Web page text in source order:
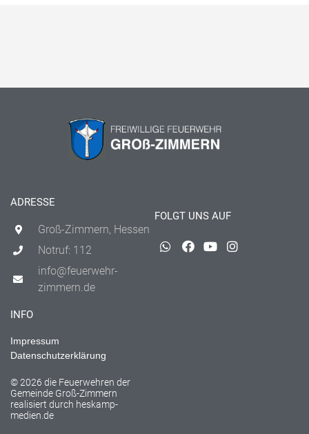
ADRESSE
Groß-Zimmern, Hessen
Notruf: 112
info@feuerwehr-
zimmern.de
FOLGT UNS AUF
INFO
Impressum
Datenschutzerklärung
© 2026 die Feuerwehren der
Gemeinde Groß-Zimmern
realisiert durch heskamp-
medien.de